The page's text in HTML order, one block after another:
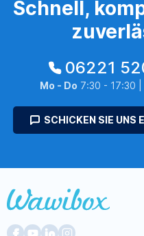
Schnell,
06221
Mo - Do 7:30 - 17:30 |
SCHICKEN SIE UNS